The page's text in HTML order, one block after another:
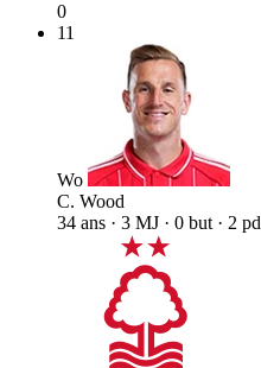
0
11
Wo
C. Wood
34 ans · 3 MJ · 0 but · 2 pd